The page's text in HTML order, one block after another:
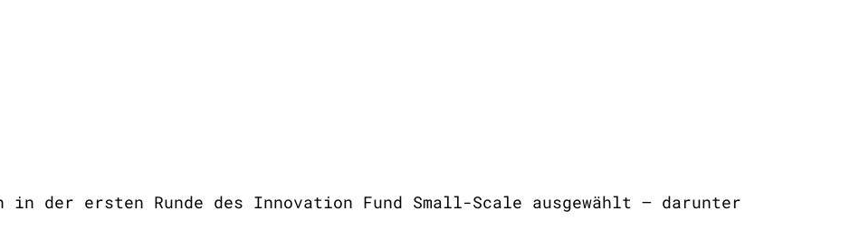
in der ersten Runde des Innovation Fund Small-Scale ausgewählt – darunter